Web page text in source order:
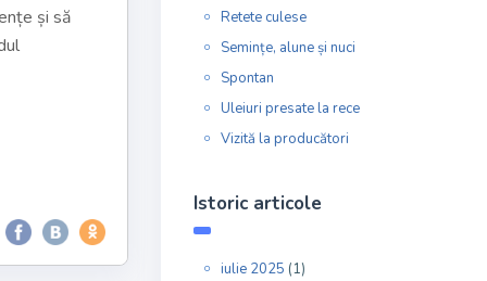
și să
Retete culese
Semințe, alune și nuci
Spontan
Uleiuri presate la rece
Vizită la producători
Istoric articole
iulie 2025 (1)